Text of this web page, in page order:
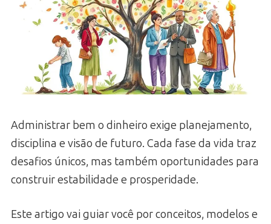
Administrar bem o dinheiro exige planejamento,
disciplina e visão de futuro. Cada fase da vida traz
desafios únicos, mas também oportunidades para
construir estabilidade e prosperidade.
Este artigo vai guiar você por conceitos, modelos e